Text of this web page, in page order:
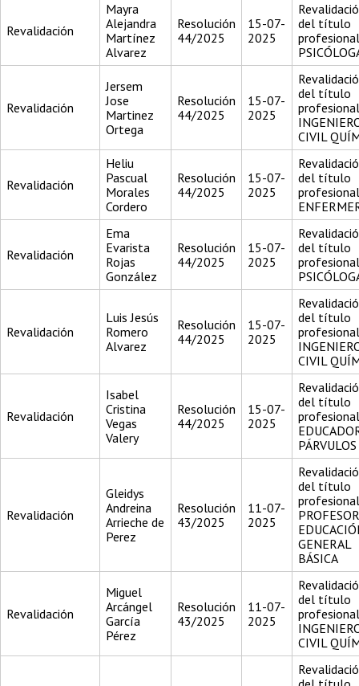
Revalidación
Mayra
Alejandra
Martínez
Alvarez
Resolución
44/2025
15-07-
2025
del título
Revalidación
Jersem
Jose
Martinez
Ortega
Resolución
44/2025
15-07-
2025
del título
CIVIL
Revalidación
Heliu
Pascual
Morales
Cordero
Resolución
44/2025
15-07-
2025
del título
Revalidación
Ema
Evarista
Rojas
González
Resolución
44/2025
15-07-
2025
del título
Revalidación
Luis Jesús
Romero
Alvarez
Resolución
44/2025
15-07-
2025
del título
CIVIL
Revalidación
Isabel
Cristina
Vegas
Valery
Resolución
44/2025
15-07-
2025
del título
PÁRVULOS
Revalidación
Gleidys
Andreina
Arrieche de
Perez
Resolución
43/2025
11-07-
2025
del título
GENERAL
BÁSICA
Revalidación
Miguel
Arcángel
García
Pérez
Resolución
43/2025
11-07-
2025
del título
CIVIL